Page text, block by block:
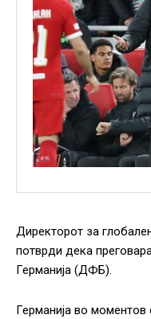
Директорот за
потврди дека
Германија (ДФБ).
Германија во моментов